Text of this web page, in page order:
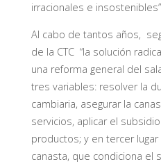
irracionales e
Al cabo de tantos años,
de la CTC “la solución
una reforma general del
tres variables: resolver la
cambiaria, asegurar la
servicios, aplicar el
productos; y en tercer
canasta, que condiciona el